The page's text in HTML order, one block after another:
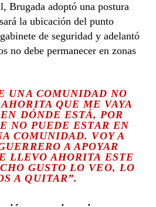
Brugada adoptó una postura
la ubicación del punto
de seguridad y adelantó
no debe permanecer en zonas
UNA COMUNIDAD NO
QUE ME VAYA
DÓNDE ESTÁ, POR
NO PUEDE ESTAR EN
COMUNIDAD. VOY A
A APOYAR
LLEVO AHORITA ESTE
GUSTO LO VEO, LO
A QUITAR”.